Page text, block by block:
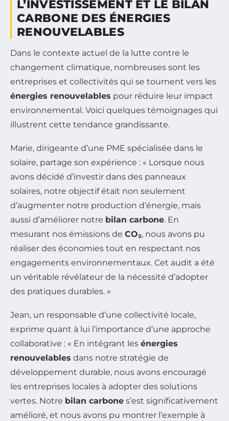
L’INVESTISSEMENT ET LE BILAN
CARBONE DES ÉNERGIES
RENOUVELABLES
Dans le contexte actuel de la lutte contre le
changement climatique, nombreuses sont les
entreprises et collectivités qui se tournent vers les
énergies renouvelables pour réduire leur impact
environnemental. Voici quelques témoignages qui
illustrent cette tendance grandissante.
Marie, dirigeante d’une PME spécialisée dans le
solaire, partage son expérience : « Lorsque nous
avons décidé d’investir dans des panneaux
solaires, notre objectif était non seulement
d’augmenter notre production d’énergie, mais
aussi d’améliorer notre bilan carbone. En
mesurant nos émissions de CO₂, nous avons pu
réaliser des économies tout en respectant nos
engagements environnementaux. Cet audit a été
un véritable révélateur de la nécessité d’adopter
des pratiques durables. »
Jean, un responsable d’une collectivité locale,
exprime quant à lui l’importance d’une approche
collaborative : « En intégrant les énergies
renouvelables dans notre stratégie de
développement durable, nous avons encouragé
les entreprises locales à adopter des solutions
vertes. Notre bilan carbone s’est significativement
amélioré, et nous avons pu montrer l’exemple à